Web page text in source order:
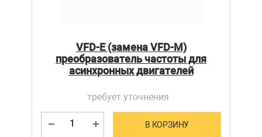
VFD-E (замена VFD-M)
преобразователь частоты для
асинхронных двигателей
требует уточнения
В КОРЗИНУ